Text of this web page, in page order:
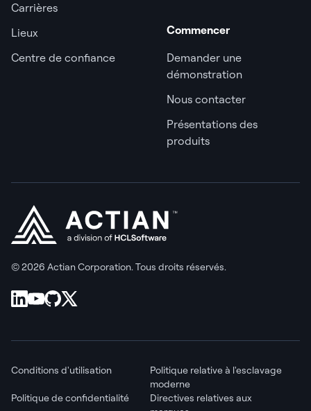
Carrières
Lieux
Centre de confiance
Commencer
Demander une
démonstration
Nous contacter
Présentations des
produits
© 2026 Actian Corporation. Tous droits réservés.
Conditions d'utilisation
Politique relative à l'esclavage
moderne
Politique de confidentialité
Directives relatives aux